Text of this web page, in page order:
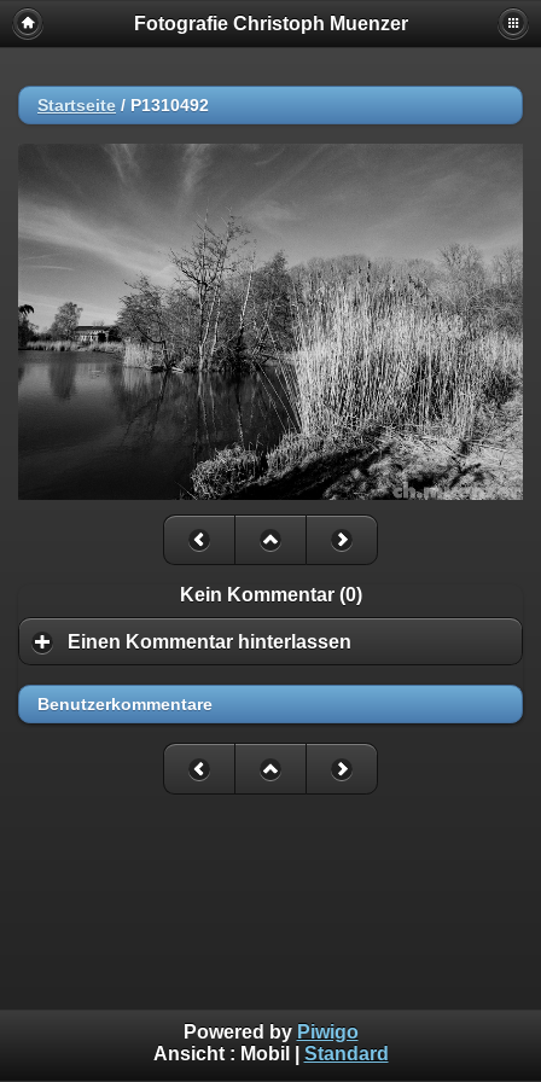
Fotografie Christoph Muenzer
Startseite / P1310492
Kein Kommentar (0)
Einen Kommentar hinterlassen
Benutzerkommentare
Powered by Piwigo
Ansicht : Mobil Standard